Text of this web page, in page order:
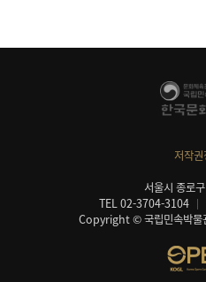
저작권
서울시 종로
TEL 02-3704-3104
Copyright © 국립민속박